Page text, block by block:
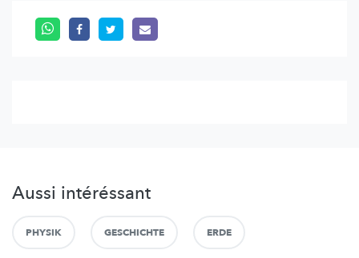
Aussi intéréssant
PHYSIK GESCHICHTE ERDE